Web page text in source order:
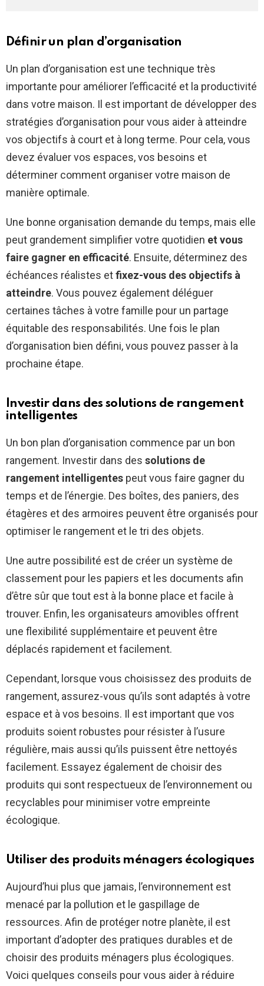
Définir un plan d’organisation
Un plan d’organisation est une technique très
importante pour améliorer l’efficacité et la productivité
dans votre maison. Il est important de développer des
stratégies d’organisation pour vous aider à atteindre
vos objectifs à court et à long terme. Pour cela, vous
devez évaluer vos espaces, vos besoins et
déterminer comment organiser votre maison de
manière optimale.
Une bonne organisation demande du temps, mais elle
peut grandement simplifier votre quotidien et vous
faire gagner en efficacité. Ensuite, déterminez des
échéances réalistes etfixez-vous des objectifs à
atteindre. Vous pouvez également déléguer
certaines tâches à votre famille pour un partage
équitable des responsabilités. Une fois le plan
d’organisation bien défini, vous pouvez passer à la
prochaine étape.
Investir dans des solutions de rangement
intelligentes
Un bon plan d’organisation commence par un bon
rangement. Investir dans des solutions de
rangement intelligentes peut vous faire gagner du
temps et de l’énergie. Des boîtes, des paniers, des
étagères et des armoires peuvent être organisés pour
optimiser le rangement et le tri des objets.
Une autre possibilité est de créer un système de
classement pour les papiers et les documents afin
d’être sûr que tout est à la bonne place et facile à
trouver. Enfin, les organisateurs amovibles offrent
une flexibilité supplémentaire et peuvent être
déplacés rapidement et facilement.
Cependant, lorsque vous choisissez des produits de
rangement, assurez-vous qu’ils sont adaptés à votre
espace et à vos besoins. Il est important que vos
produits soient robustes pour résister à l’usure
régulière, mais aussi qu’ils puissent être nettoyés
facilement. Essayez également de choisir des
produits qui sont respectueux de l’environnement ou
recyclables pour minimiser votre empreinte
écologique.
Utiliser des produits ménagers écologiques
Aujourd’hui plus que jamais, l’environnement est
menacé par la pollution et le gaspillage de
ressources. Afin de protéger notre planète, il est
important d’adopter des pratiques durables et de
choisir des produits ménagers plus écologiques.
Voici quelques conseils pour vous aider à réduire